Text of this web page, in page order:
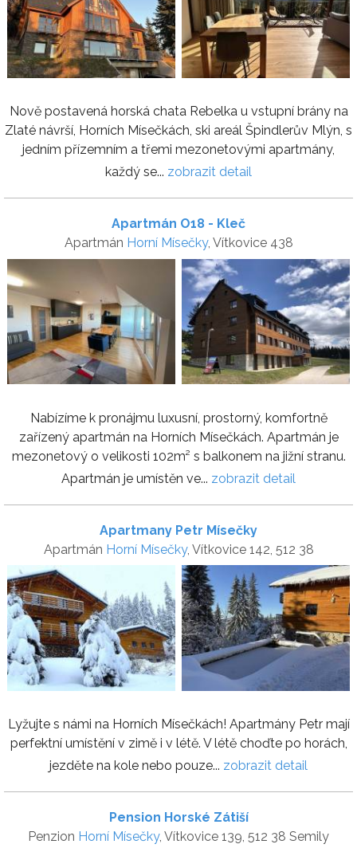
Nově postavená horská chata Rebelka u vstupní brány na
Zlaté návrší, Horních Mísečkách, ski areál Špindlerův Mlýn, s
jedním přízemním a třemi mezonetovými apartmány,
každý se... zobrazit detail
Apartmán O18 - Kleč
Apartmán Horní Mísečky, Vítkovice 438
Nabízíme k pronájmu luxusní, prostorný, komfortně
zařízený apartmán na Horních Mísečkách. Apartmán je
mezonetový o velikosti 102m² s balkonem na jižní stranu.
Apartmán je umístěn ve... zobrazit detail
Apartmany Petr Mísečky
Apartmán Horní Mísečky, Vítkovice 142, 512 38
Lyžujte s námi na Horních Mísečkách! Apartmány Petr mají
perfektní umístění v zimě i v létě. V létě choďte po horách,
jezděte na kole nebo pouze... zobrazit detail
Pension Horské Zátiší
Penzion Horní Mísečky, Vítkovice 139, 512 38 Semily